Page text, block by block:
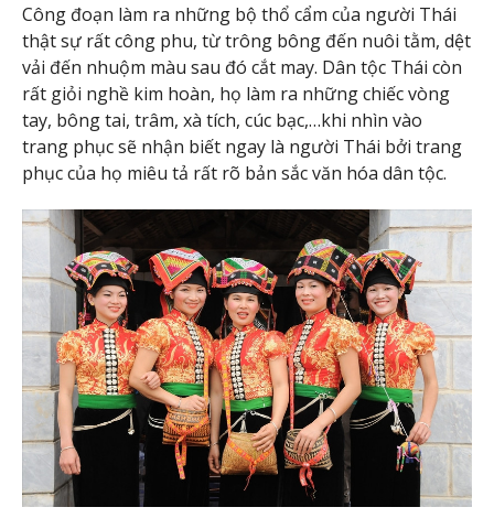
Công đoạn làm ra những bộ thổ cẩm của người Thái
thật sự rất công phu, từ trông bông đến nuôi tằm, dệt
vải đến nhuộm màu sau đó cắt may. Dân tộc Thái còn
rất giỏi nghề kim hoàn, họ làm ra những chiếc vòng
tay, bông tai, trâm, xà tích, cúc bạc,…khi nhìn vào
trang phục sẽ nhận biết ngay là người Thái bởi trang
phục của họ miêu tả rất rõ bản sắc văn hóa dân tộc.